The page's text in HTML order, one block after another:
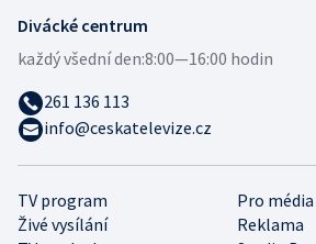
TV program
Pro média
Živé vysílání
Reklama
Divácké centrum
každý všední den:8:00—16:00 hodin
261 136 113
info@ceskatelevize.cz